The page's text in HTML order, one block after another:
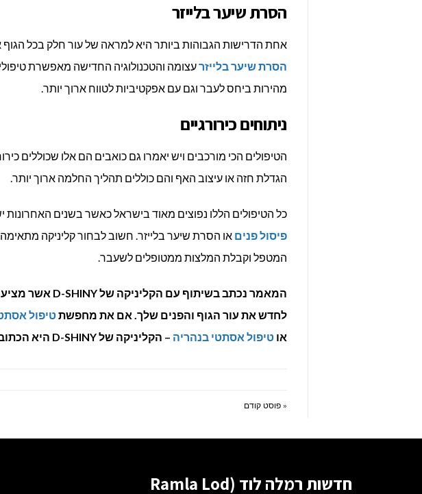
הסרת שיער בלייזר
אחת הדרישות הגבוהות ביותר היא למראה של עור חלק בכל הגוף
הסרת שיער בלייזרעצומה והטכנולוגיה החדישה מאפשרת
מהירות ביחס לעבר וגם עם אפקטיביות לטווח ארוך יותר.
ניתוחים כירורגיים
הטיפולים הכי מורכבים ויש יאמרו גם כואבים הם אלו שכוללים
הגדלת חזה או עיצוב האף והם כוללים תהליך החלמה ארוך יותר.
כל הטיפולים הללו נפוצים מאוד בישראל כאשר בשנים
פיסול פנים או הסרת שיער בלייזר. חשוב לבחור קליניקה
המטפל וקבלת המלצות ממטופלים לשעבר.
המאמר נכתב בשיתוף עם הקליניקה של D-SHINY אשר מציעה
לחדש את עור הגוף והפנים שלך. אם את מחפשתטיפול
אוטיפול אסתטי בנהריה – הקליניקה של D-SHINY היא הכתובת!
« פוסט קודם
חדשות רמלה לוד (Ramla Lod